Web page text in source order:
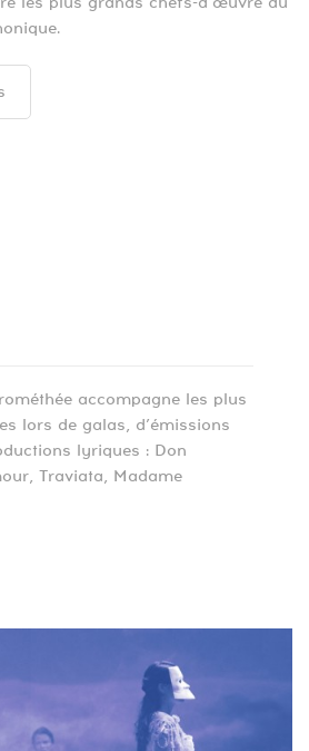
les plus grands chefs-d’œuvre du
accompagne les plus
lors de galas, d’émissions
lyriques : Don
Traviata, Madame